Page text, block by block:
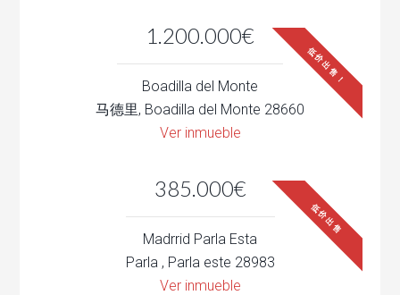
1.200.000€
低价出售！
Boadilla del Monte
马德里, Boadilla del Monte 28660
Ver inmueble
385.000€
低价出售
Madrrid Parla Esta
Parla , Parla este 28983
Ver inmueble